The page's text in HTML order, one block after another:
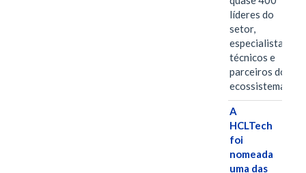
líderes do
setor,
especialistas
técnicos e
parceiros do
ecossistema.…
A
HCLTech
foi
nomeada
uma das